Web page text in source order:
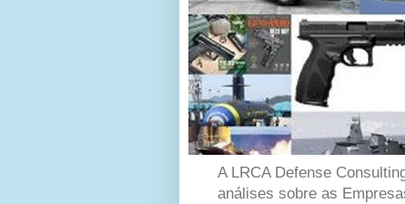
A LRCA Defense
análises sobre as